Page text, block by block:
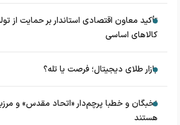
تأکید معاون اقتصادی استاندار بر حمایت از
کالاهای اساسی
بازار طلای دیجیتال؛ فرصت یا تله؟
نخبگان و خطبا پرچم‌دار «اتحاد مقدس» و
هستند